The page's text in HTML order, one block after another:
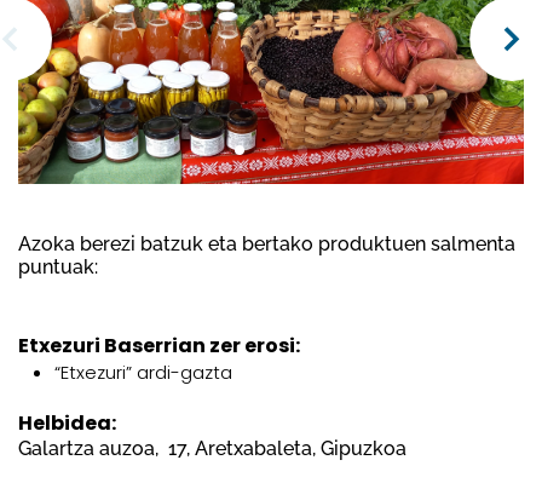
Azoka berezi batzuk eta bertako produktuen salmenta
puntuak:
Etxezuri Baserrian zer erosi:
“Etxezuri” ardi-gazta
Helbidea:
Galartza auzoa, 17, Aretxabaleta, Gipuzkoa